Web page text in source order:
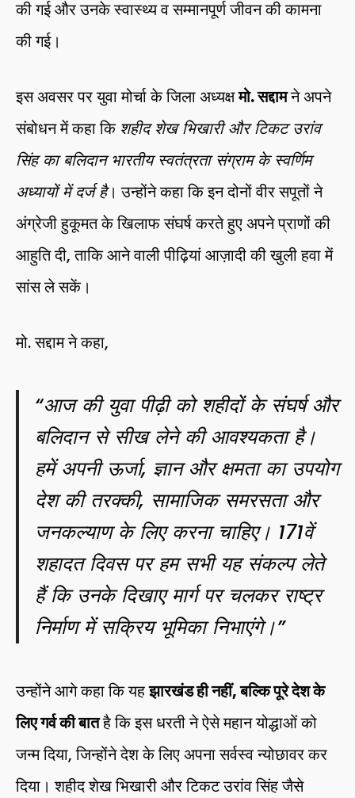
की गई और उनके स्वास्थ्य व सम्मानपूर्ण जीवन की कामना
की गई।
इस अवसर पर युवा मोर्चा के जिला अध्यक्षमो. सद्दामने अपने
संबोधन में कहा कि शहीद शेख भिखारी और टिकट उरांव
सिंह का बलिदान भारतीय स्वतंत्रता संग्राम के स्वर्णिम
अध्यायों में दर्ज है। उन्होंने कहा कि इन दोनों वीर सपूतों ने
अंग्रेजी हुकूमत के खिलाफ संघर्ष करते हुए अपने प्राणों की
आहुति दी, ताकि आने वाली पीढ़ियां आज़ादी की खुली हवा में
सांस ले सकें।
मो. सद्दाम ने कहा,
“आज की युवा पीढ़ी को शहीदों के संघर्ष और
बलिदान से सीख लेने की आवश्यकता है।
हमें अपनी ऊर्जा, ज्ञान और क्षमता का उपयोग
देश की तरक्की, सामाजिक समरसता और
जनकल्याण के लिए करना चाहिए। 171वें
शहादत दिवस पर हम सभी यह संकल्प लेते
हैं कि उनके दिखाए मार्ग पर चलकर राष्ट्र
निर्माण में सक्रिय भूमिका निभाएंगे।”
उन्होंने आगे कहा कि यहझारखंड ही नहीं, बल्कि पूरे देश के
लिए गर्व की बातहै कि इस धरती ने ऐसे महान योद्धाओं को
जन्म दिया, जिन्होंने देश के लिए अपना सर्वस्व न्योछावर कर
दिया। शहीद शेख भिखारी और टिकट उरांव सिंह जैसे